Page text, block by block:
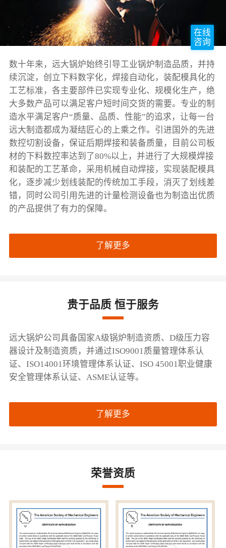
在线
咨询
Video
数十年来，远大锅炉始终引导工业锅炉制造品质，并持
续沉淀，创立下料数字化，焊接自动化，装配模具化的
工艺标准，各主要部件已实现专业化、规模化生产，绝
大多数产品可以满足客户短时间交货的需要。专业的制
造水平满足客户“质量、品质、性能”的追求，让每一台
远大制造都成为凝结匠心的上乘之作。引进国外的先进
数控切割设备，保证后期焊接和装备质量，目前公司板
材的下料数控率达到了80%以上，并进行了大规模焊接
和装配的工艺革命，采用机械自动焊接，实现装配模具
化，逐步减少划线装配的传统加工手段，消灭了划线差
错，同时公司引用先进的计量检测设备也为制造出优质
的产品提供了有力的保障。
了解更多
贵于品质 恒于服务
远大锅炉公司具备国家A级锅炉制造资质、D级压力容
器设计及制造资质，并通过ISO9001质量管理体系认
证、ISO14001环境管理体系认证、ISO 45001职业健康
安全管理体系认证、ASME认证等。
了解更多
荣誉资质